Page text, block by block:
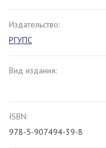
Издательство:
РГУПС
Вид издания:
ISBN:
978-5-907494-39-8